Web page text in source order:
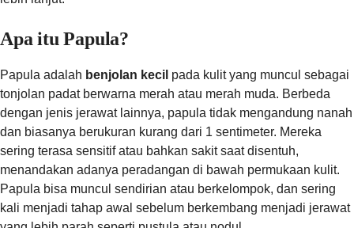
Apa itu Papula?
Papula adalah benjolan kecil pada kulit yang muncul sebagai
tonjolan padat berwarna merah atau merah muda. Berbeda
dengan jenis jerawat lainnya, papula tidak mengandung nanah
dan biasanya berukuran kurang dari 1 sentimeter. Mereka
sering terasa sensitif atau bahkan sakit saat disentuh,
menandakan adanya peradangan di bawah permukaan kulit.
Papula bisa muncul sendirian atau berkelompok, dan sering
kali menjadi tahap awal sebelum berkembang menjadi jerawat